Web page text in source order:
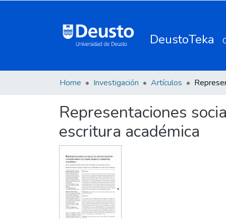
DeustoTeka
Home Investigación Artículos
Representaciones
escritura académica